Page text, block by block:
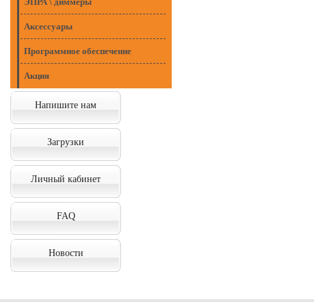
Аксессуары
Программное обеспечение
Акция
Напишите нам
Загрузки
Личный кабинет
FAQ
Новости